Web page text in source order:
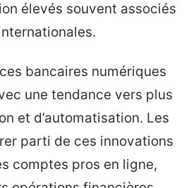
élevés souvent associés
bancaires numériques
une tendance vers plus
et d’automatisation. Les
parti de ces innovations
comptes pros en ligne,